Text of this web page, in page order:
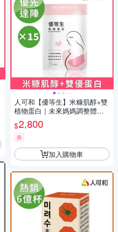
人可和【優等生】米糠肌醇+雙
植物蛋白｜未來媽媽調整體質
順利達陣｜育兒家庭計畫好孕
首選葉酸絕配｜永豐集團
$2,800
券
加入購物車